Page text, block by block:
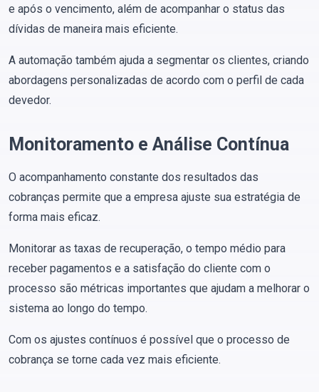
e após o vencimento, além de acompanhar o status das
dívidas de maneira mais eficiente.
A automação também ajuda a segmentar os clientes, criando
abordagens personalizadas de acordo com o perfil de cada
devedor​.
Monitoramento e Análise Contínua
O acompanhamento constante dos resultados das
cobranças permite que a empresa ajuste sua estratégia de
forma mais eficaz.
Monitorar as taxas de recuperação, o tempo médio para
receber pagamentos e a satisfação do cliente com o
processo são métricas importantes que ajudam a melhorar o
sistema ao longo do tempo.
Com os ajustes contínuos é possível que o processo de
cobrança se torne cada vez mais eficiente​.